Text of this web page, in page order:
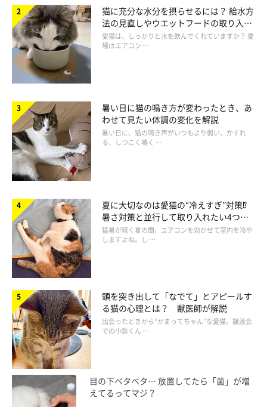
nyaomi3904
猫に充分な水分を摂らせるには？ 給水方
法の見直しやウエットフードの取り入れ
方を解説
愛猫は、しっかりと水を飲んでくれていますか？ 夏
場はエアコン …
暑い日に猫の鳴き方が変わったとき、あ
わせて見たい体調の変化を解説
暑い日に、猫の鳴き声がいつもより弱い、かすれ
る、しつこく鳴く …
夏に大切なのは愛猫の“冷えすぎ”対策⁉
暑さ対策と並行して取り入れたい4つの
工夫
猛暑が続く夏の間、エアコンを効かせて室内を冷や
しますよね。し …
頭を突き出して「なでて」とアピールす
る猫の心理とは？ 獣医師が解説
出会ったときから“かまってちゃん”な愛猫。譲渡会
での小鉄くん …
目の下ベタベタ… 放置してたら「菌」が増
えてるってマジ？